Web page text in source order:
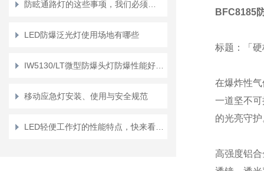
LED防爆泛光灯使用场地有哪些
移动应急灯安装、使用与安全规范
BFC8185
标题：「
在爆炸性
一道坚不
的光亮守护
高强度铝